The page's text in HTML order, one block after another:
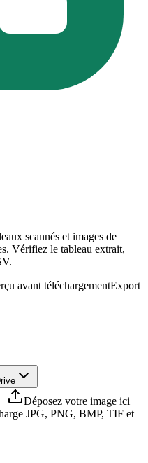
scannés et images de
Vérifiez le tableau extrait,
avant téléchargementExport
Déposez votre image ici
JPG, PNG, BMP, TIF et